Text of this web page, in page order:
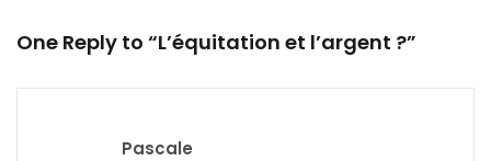
One Reply to “L’équitation et l’argent ?”
Pascale